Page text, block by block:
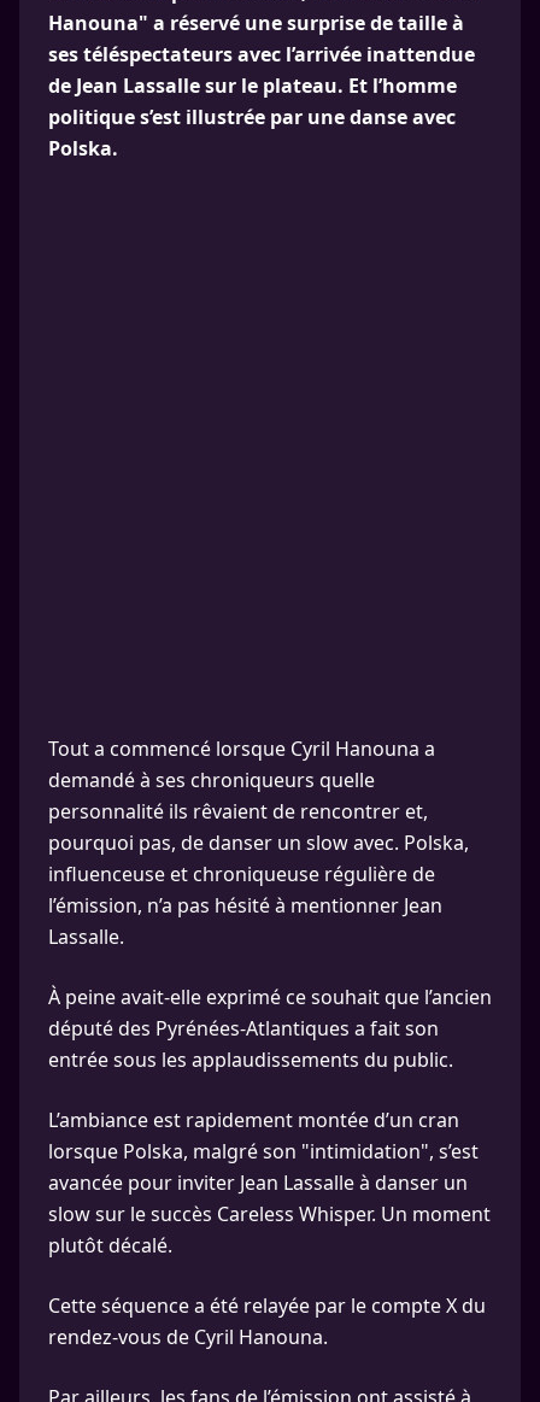
Hanouna" a réservé une surprise de taille à
ses téléspectateurs avec l’arrivée inattendue
de Jean Lassalle sur le plateau. Et l’homme
politique s’est illustrée par une danse avec
Polska.
Tout a commencé lorsque Cyril Hanouna a
demandé à ses chroniqueurs quelle
personnalité ils rêvaient de rencontrer et,
pourquoi pas, de danser un slow avec. Polska,
influenceuse et chroniqueuse régulière de
l’émission, n’a pas hésité à mentionner Jean
Lassalle.
À peine avait-elle exprimé ce souhait que l’ancien
député des Pyrénées-Atlantiques a fait son
entrée sous les applaudissements du public.
L’ambiance est rapidement montée d’un cran
lorsque Polska, malgré son "intimidation", s’est
avancée pour inviter Jean Lassalle à danser un
slow sur le succès Careless Whisper. Un moment
plutôt décalé.
Cette séquence a été relayée par le compte X du
rendez-vous de Cyril Hanouna.